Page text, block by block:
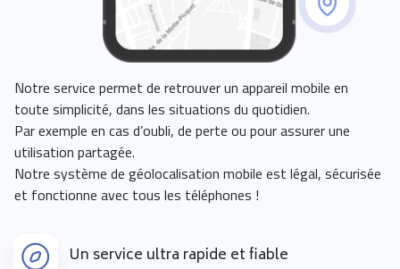
Notre service permet de retrouver un appareil mobile en
toute simplicité, dans les situations du quotidien.
Par exemple en cas d’oubli, de perte ou pour assurer une
utilisation partagée.
Notre système de géolocalisation mobile est légal, sécurisée
et fonctionne avec tous les téléphones !
Un service ultra rapide et fiable